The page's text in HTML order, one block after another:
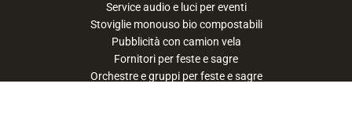
Service audio e luci per eventi
Stoviglie monouso bio compostabili
Pubblicità con camion vela
Fornitori per feste e sagre
Orchestre e gruppi per feste e sagre